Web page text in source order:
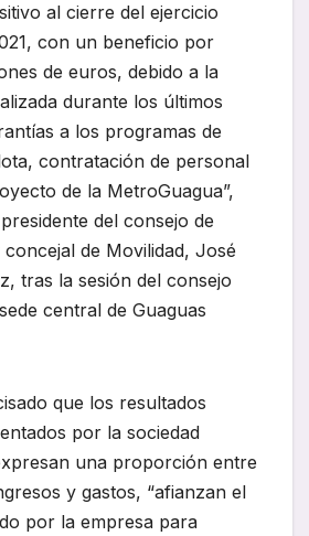
al cierre del ejercicio
con un beneficio por
de euros, debido a la
durante los últimos
a los programas de
contratación de personal
de la MetroGuagua”,
del consejo de
de Movilidad, José
tras la sesión del consejo
central de Guaguas
que los resultados
por la sociedad
una proporción entre
y gastos, “afianzan el
por la empresa para